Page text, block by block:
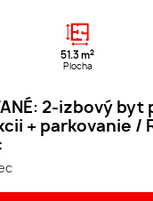
51.3 m2
Plocha
2-izbový byt
+ parkovanie /